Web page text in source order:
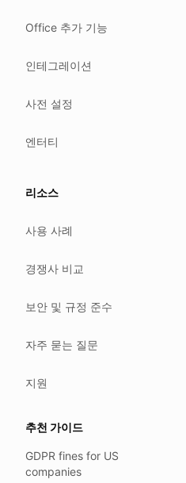
Case studies
We follow these rules
ISO/IEC 27001:2022.
NIS2 (EU 2022/2555).
Our promise
We do not train models on
You own your work.
Hetzner holds ISO 27001
Backups run every day.
Need help?
Office 추가 기능
인테그레이션
사전 설정
엔터티
리소스
사용 사례
경쟁사 비교
보안 및 규정 준수
자주 묻는 질문
지원
추천 가이드
GDPR fines for US
companies